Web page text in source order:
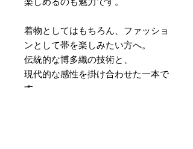
着物としてはもちろん、ファッショ
ンとして帯を楽しみたい方へ。
伝統的な博多織の技術と、
現代的な感性を掛け合わせた一本で
す。